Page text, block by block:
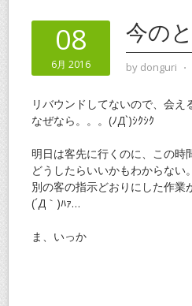
08
6月 2016
今の
by donguri ⋅
リバウンドしてないので、会え
なぜなら。。。(ﾉД`)ｼｸｼｸ
明日は客先に行くのに、この時
どうしたらいいかもわからない。
別の客の指示どおりにした作
(´Д｀)ﾊｧ…
ま、いっか